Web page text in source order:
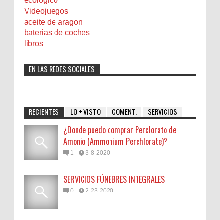
Videojuegos
aceite de aragon
baterias de coches
libros
EN LAS REDES SOCIALES
RECIENTES LO + VISTO COMENT. SERVICIOS
¿Donde puedo comprar Perclorato de
Amonio (Ammonium Perchlorate)?
1 3-8-2020
SERVICIOS FÚNEBRES INTEGRALES
0 2-23-2020